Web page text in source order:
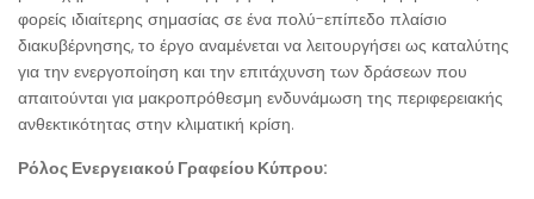
φορείς ιδιαίτερης σημασίας σε ένα πολύ-επίπεδο πλαίσιο
διακυβέρνησης, το έργο αναμένεται να λειτουργήσει ως καταλύτης
για την ενεργοποίηση και την επιτάχυνση των δράσεων που
απαιτούνται για μακροπρόθεσμη ενδυνάμωση της περιφερειακής
ανθεκτικότητας στην κλιματική κρίση.
Ρόλος Ενεργειακού Γραφείου Κύπρου: